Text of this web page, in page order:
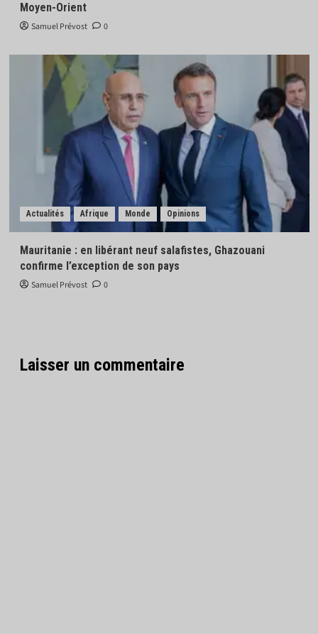
Moyen-Orient
Samuel Prévost 0
Actualités Afrique Monde Opinions
Mauritanie : en libérant neuf salafistes, Ghazouani
confirme l’exception de son pays
Samuel Prévost 0
Laisser un commentaire